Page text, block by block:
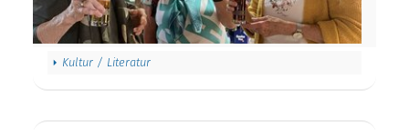
Kultur / Literatur